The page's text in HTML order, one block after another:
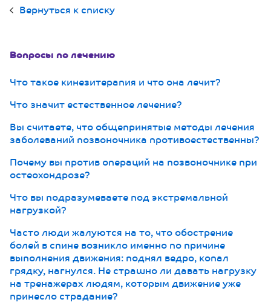
Вернуться к списку
Вопросы по лечению
Что такое кинезитерапия и что она лечит?
Что значит естественное лечение?
Вы считаете, что общепринятые методы лечения
заболеваний позвоночника противоестественны?
Почему вы против операций на позвоночнике при
остеохондрозе?
Что вы подразумеваете под экстремальной
нагрузкой?
Часто люди жалуются на то, что обострение
болей в спине возникло именно по причине
выполнения движения: поднял ведро, копал
грядку, нагнулся. Не страшно ли давать нагрузку
на тренажерах людям, которым движение уже
принесло страдание?